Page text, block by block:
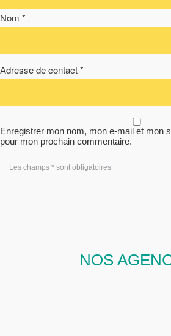
Nom *
Adresse de contact *
Enregistrer mon nom, mon e-mail et mon
pour mon prochain commentaire.
Les champs * sont obligatoires
NOS